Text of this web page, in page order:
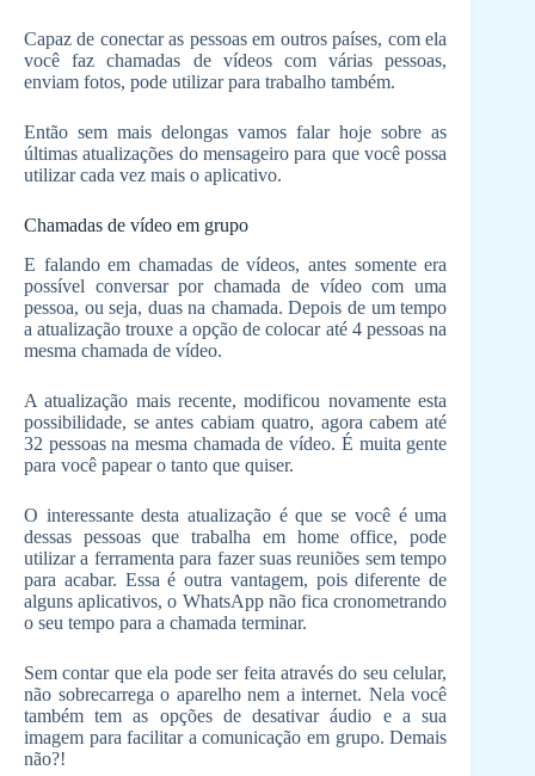
Capaz de conectar as pessoas em outros países, com ela
você faz chamadas de vídeos com várias pessoas,
enviam fotos, pode utilizar para trabalho também.
Então sem mais delongas vamos falar hoje sobre as
últimas atualizações do mensageiro para que você possa
utilizar cada vez mais o aplicativo.
Chamadas de vídeo em grupo
E falando em chamadas de vídeos, antes somente era
possível conversar por chamada de vídeo com uma
pessoa, ou seja, duas na chamada. Depois de um tempo
a atualização trouxe a opção de colocar até 4 pessoas na
mesma chamada de vídeo.
A atualização mais recente, modificou novamente esta
possibilidade, se antes cabiam quatro, agora cabem até
32 pessoas na mesma chamada de vídeo. É muita gente
para você papear o tanto que quiser.
O interessante desta atualização é que se você é uma
dessas pessoas que trabalha em home office, pode
utilizar a ferramenta para fazer suas reuniões sem tempo
para acabar. Essa é outra vantagem, pois diferente de
alguns aplicativos, o WhatsApp não fica cronometrando
o seu tempo para a chamada terminar.
Sem contar que ela pode ser feita através do seu celular,
não sobrecarrega o aparelho nem a internet. Nela você
também tem as opções de desativar áudio e a sua
imagem para facilitar a comunicação em grupo. Demais
não?!